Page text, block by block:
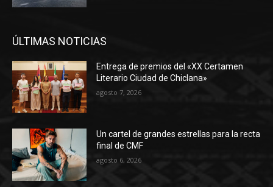
ÚLTIMAS NOTICIAS
Entrega de premios del «XX Certamen
Literario Ciudad de Chiclana»
agosto 7, 2026
Un cartel de grandes estrellas para la recta
final de CMF
agosto 6, 2026